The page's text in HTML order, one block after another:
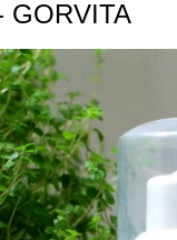
GORVITA